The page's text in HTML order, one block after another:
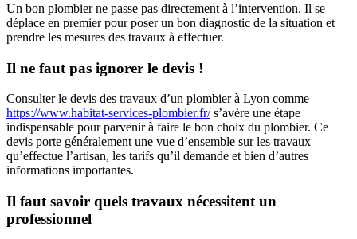
Un bon plombier ne passe pas directement à l’intervention. Il se
déplace en premier pour poser un bon diagnostic de la situation et
prendre les mesures des travaux à effectuer.
Il ne faut pas ignorer le devis !
Consulter le devis des travaux d’un plombier à Lyon comme
https://www.habitat-services-plombier.fr/s’avère une étape
indispensable pour parvenir à faire le bon choix du plombier. Ce
devis porte généralement une vue d’ensemble sur les travaux
qu’effectue l’artisan, les tarifs qu’il demande et bien d’autres
informations importantes.
Il faut savoir quels travaux nécessitent un
professionnel